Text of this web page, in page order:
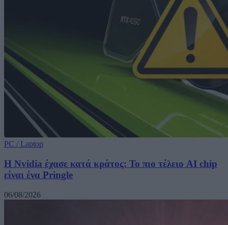
PC / Laptop
Η Nvidia έχασε κατά κράτος: Το πιο τέλειο AI chip
είναι ένα Pringle
06/08/2026